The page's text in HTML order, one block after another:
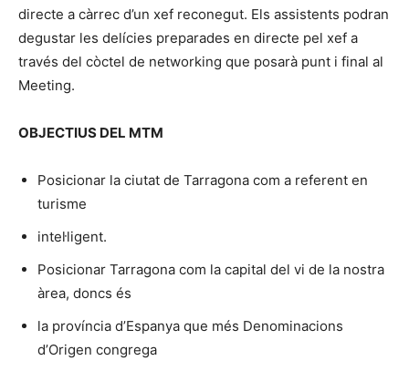
directe a càrrec d’un xef reconegut. Els assistents podran
degustar les delícies preparades en directe pel xef a
través del còctel de networking que posarà punt i final al
Meeting.
OBJECTIUS DEL MTM
Posicionar la ciutat de Tarragona com a referent en
turisme
intel·ligent.
Posicionar Tarragona com la capital del vi de la nostra
àrea, doncs és
la província d’Espanya que més Denominacions
d’Origen congrega